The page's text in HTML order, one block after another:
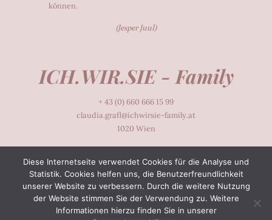
können.
(Jesper Juul)
ICH.WIR.SIE - Family
+ 43 (0) 660 666 15 99
claudia.grafl@ichwirsie-family.at
1020 Wien
KONTAKT
IMPRESSUM
DATENSCHUTZBESTIMMUNG
Diese Internetseite verwendet Cookies für die Analyse und
Statistik. Cookies helfen uns, die Benutzerfreundlichkeit
unserer Website zu verbessern. Durch die weitere Nutzung
der Website stimmen Sie der Verwendung zu. Weitere
Informationen hierzu finden Sie in unserer